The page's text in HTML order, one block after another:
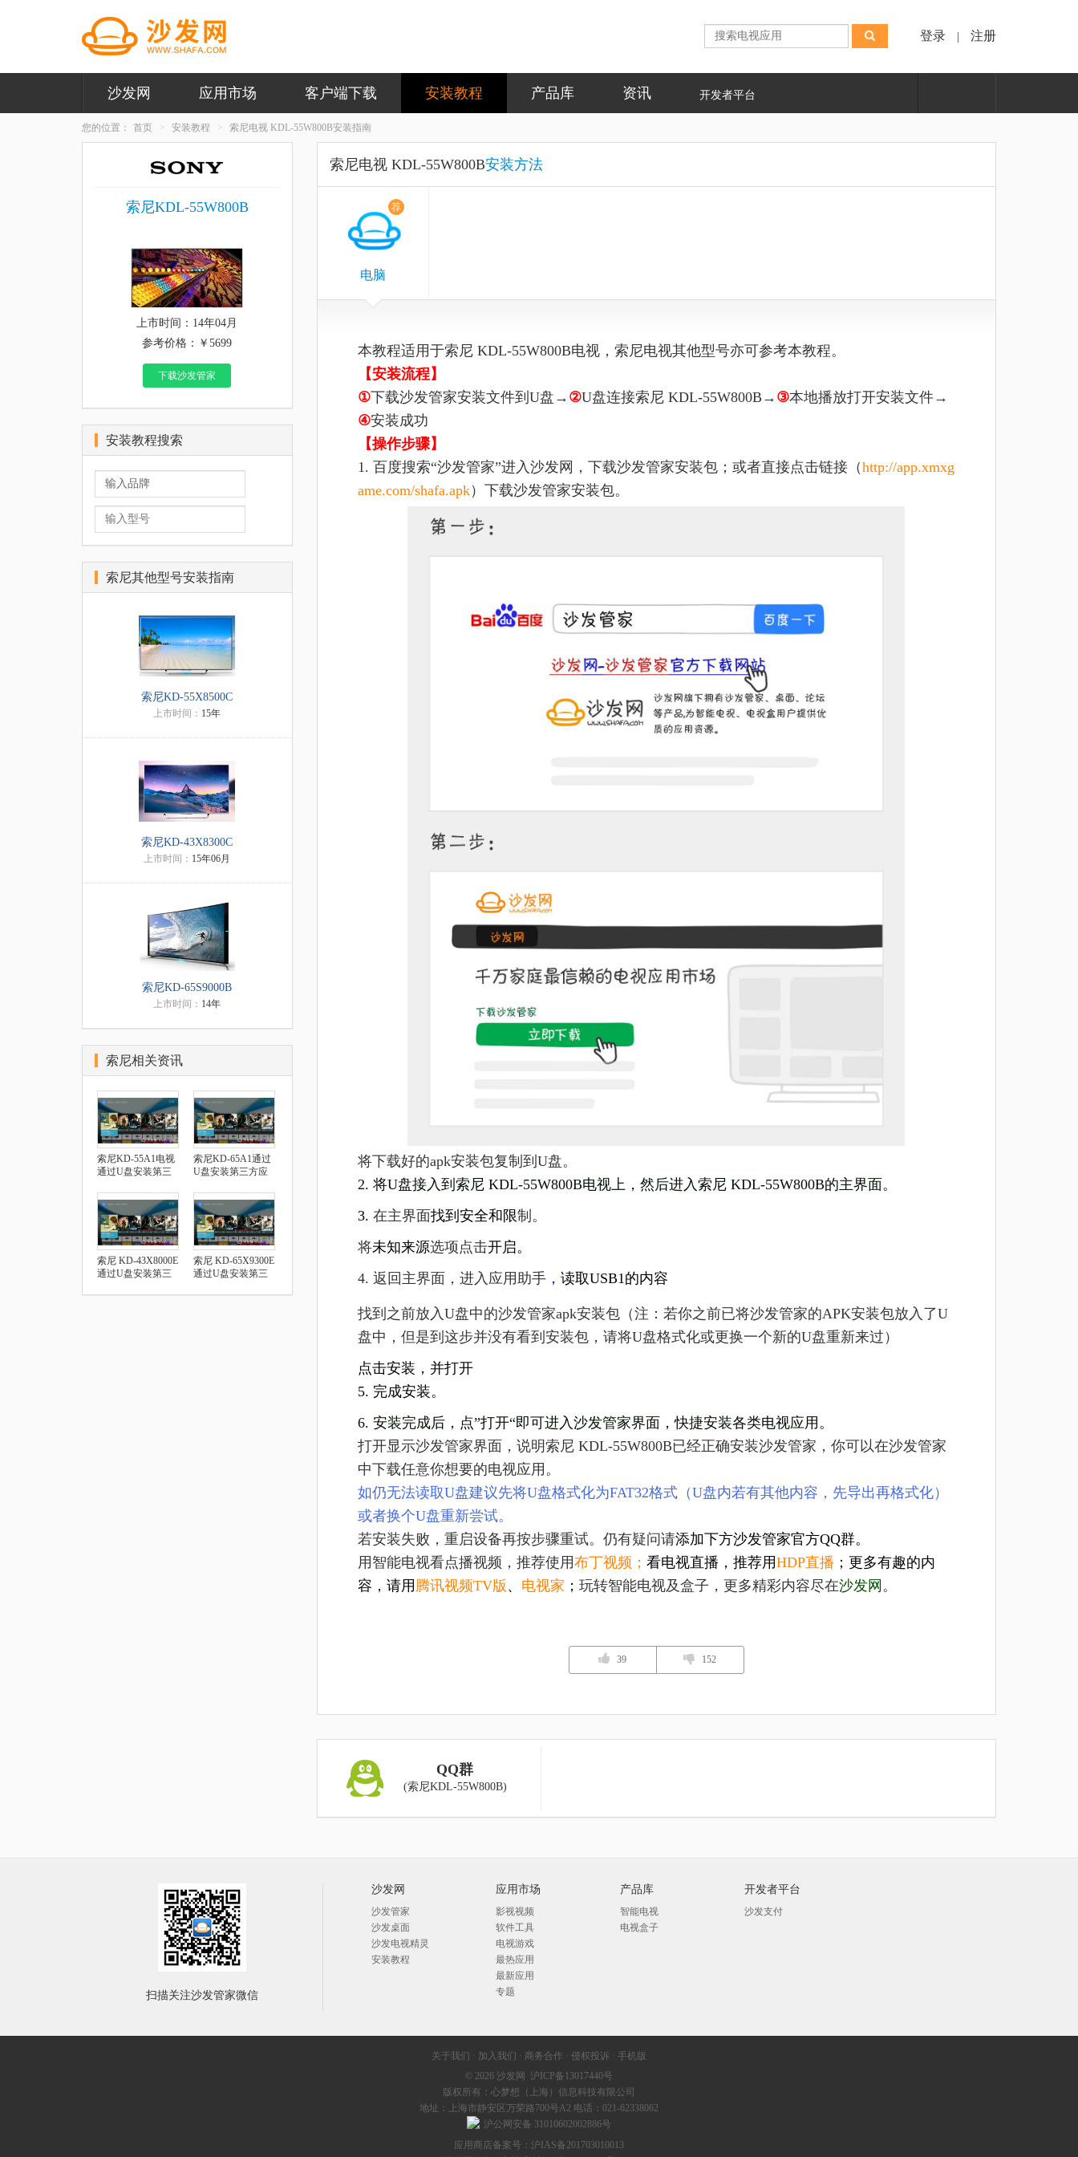
登录 注册
沙发网 应用市场 客户端下载 安装教程 产品库 资讯 开发者平台
您的位置： 首页 安装教程 索尼电视 KDL-55W800B安装指南
索尼电视 KDL-55W800B安装方法
荐
电脑
本教程适用于索尼 KDL-55W800B电视，索尼电视其他型号亦可参考本教程。
【安装流程】
①下载沙发管家安装文件到U盘→ ②U盘连接索尼 KDL-55W800B→ ③本地播放打开安装文件→
④安装成功
【操作步骤】
1. 百度搜索“沙发管家”进入沙发网，下载沙发管家安装包；或者直接点击链接（http://app.xmxg
ame.com/shafa.apk）下载沙发管家安装包。
将下载好的apk安装包复制到U盘。
2. 将U盘接入到索尼 KDL-55W800B电视上，然后进入索尼 KDL-55W800B的主界面。
3. 在主界面找到安全和限制 。
将未知来源选项点击开启。
4. 返回主界面，进入 应用助手， 读取USB1的内容
找到之前放入U盘中的沙发管家apk安装包（注：若你之前已将沙发管家的APK安装包放入了U
盘中，但是到这步并没有看到安装包，请将U盘格式化或更换一个新的U盘重新来过 ）
点击安装，并打开
5. 完成安装。
6. 安装完成后，点”打开“即可进入沙发管家界面，快捷安装各类电视应用。
打开显示沙发管家界面，说明索尼 KDL-55W800B已经正确安装沙发管家，你可以在沙发管家
中下载任意你想要的电视应用。
如仍无法读取U盘建议先将U盘格式化为FAT32格式（U盘内若有其他内容，先导出再格式化）
或者换个U盘重新尝试。
若安装失败，重启设备再按步骤重试。仍有疑问请添加下方沙发管家官方QQ群。
用智能电视看点播视频，推荐使用布丁视频 ； 看电视直播，推荐用HDP直播 ；更多有趣的内
容，请用 腾讯视频TV版 、 电视家 ； 玩转智能电视及盒子，更多精彩内容尽在沙发网 。
39 152
QQ群
(索尼KDL-55W800B)
索尼KDL-55W800B
上市时间：14年04月
参考价格：￥5699
下载沙发管家
安装教程搜索
索尼其他型号安装指南
索尼KD-55X8500C
上市时间： 15年
索尼KD-43X8300C
上市时间： 15年06月
索尼KD-65S9000B
上市时间： 14年
索尼相关资讯
索尼KD-55A1电视
通过U盘安装第三
索尼KD-65A1通过
U盘安装第三方应
索尼 KD-43X8000E
通过U盘安装第三
索尼 KD-65X9300E
通过U盘安装第三
扫描关注沙发管家微信
沙发网
沙发管家
沙发桌面
沙发电视精灵
安装教程
应用市场
影视视频
软件工具
电视游戏
最热应用
最新应用
专题
产品库
智能电视
电视盒子
开发者平台
沙发支付
关于我们 · 加入我们 · 商务合作 · 侵权投诉 · 手机版
© 2026 沙发网
沪ICP备13017440号
版权所有：心梦想（上海）信息科技有限公司
地址：上海市静安区万荣路700号A2 电话：021-62338062
沪公网安备 31010602002886号
应用商店备案号：沪IAS备201703010013